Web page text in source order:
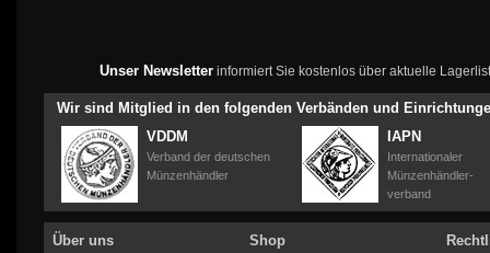
Unser Newsletterinformiert Sie kostenlos über aktuelle
Wir sind Mitglied in den folgenden Verbänden und
VDDM
Verband der deutschen
Münzenhändler
IAPN
Internationaler
Münzenhändler-
verband
Über uns
Shop